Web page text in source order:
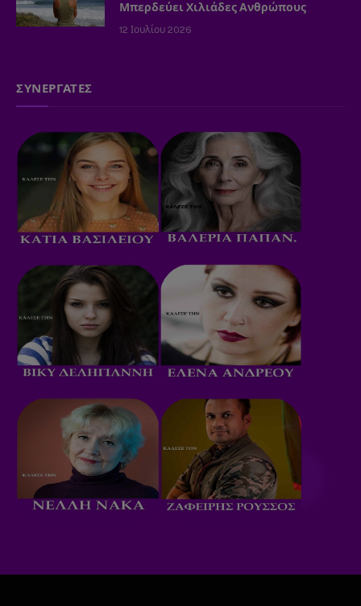
Μπερδεύει Χιλιάδες Ανθρώπους
12 Ιουλίου 2026
ΣΥΝΕΡΓΑΤΕΣ